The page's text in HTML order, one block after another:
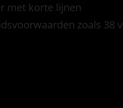
met korte lijnen
zoals 38